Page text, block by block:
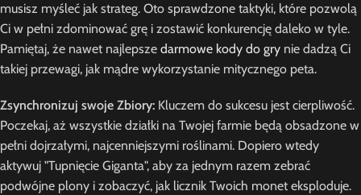
musisz myśleć jak strateg. Oto sprawdzone taktyki, które pozwolą
Ci w pełni zdominować grę i zostawić konkurencję daleko w tyle.
Pamiętaj, że nawet najlepsze darmowe kody do gry nie dadzą Ci
takiej przewagi, jak mądre wykorzystanie mitycznego peta.
Zsynchronizuj swoje Zbiory: Kluczem do sukcesu jest cierpliwość.
Poczekaj, aż wszystkie działki na Twojej farmie będą obsadzone w
pełni dojrzałymi, najcenniejszymi roślinami. Dopiero wtedy
aktywuj "Tupnięcie Giganta", aby za jednym razem zebrać
podwójne plony i zobaczyć, jak licznik Twoich monet eksploduje.